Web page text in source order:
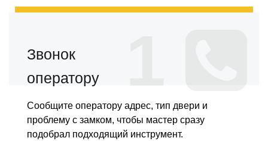
Звонок
оператору
Сообщите оператору адрес, тип двери и
проблему с замком, чтобы мастер сразу
подобрал подходящий инструмент.